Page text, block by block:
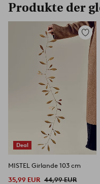
Produkte der
Deal
Zu
MISTEL Girlande 103 cm
35,99 EUR 44,99 EUR